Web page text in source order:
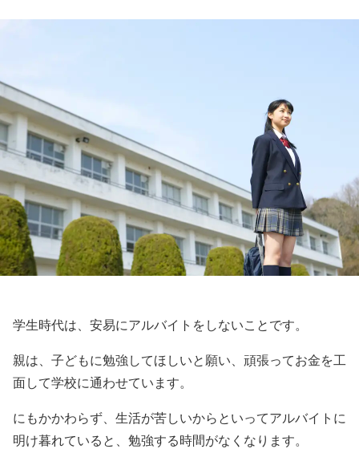
学生時代は、安易にアルバイトをしないことです。
親は、子どもに勉強してほしいと願い、頑張ってお金を工
面して学校に通わせています。
にもかかわらず、生活が苦しいからといってアルバイトに
明け暮れていると、勉強する時間がなくなります。